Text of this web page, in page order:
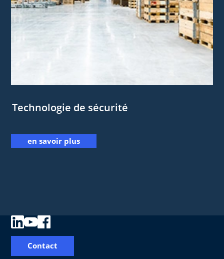
Technologie de sécurité
en savoir plus
Contact